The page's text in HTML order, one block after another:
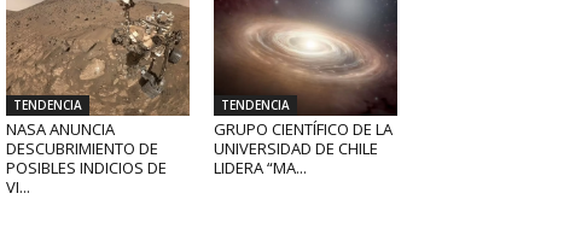
TENDENCIA
NASA ANUNCIA
DESCUBRIMIENTO DE
POSIBLES INDICIOS DE
VI...
TENDENCIA
GRUPO CIENTÍFICO DE LA
UNIVERSIDAD DE CHILE
LIDERA “MA...